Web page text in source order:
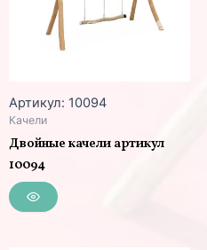
Артикул: 10094
Качели
Двойные качели артикул
10094